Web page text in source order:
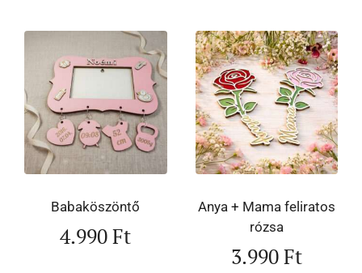
Babaköszöntő
4.990Ft
Anya + Mama feliratos
rózsa
3.990Ft